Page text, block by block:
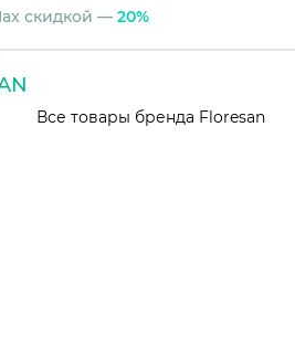
скидкой — 20%
Все товары бренда Floresan